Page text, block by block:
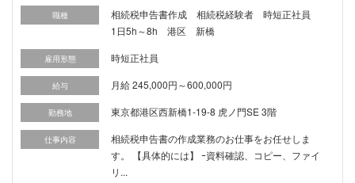
職種
相続税申告書作成 相続税経験者 時短正社員
1日5h～8h 港区 新橋
雇用形態 時短正社員
給与 月給 245,000円～600,000円
勤務地 東京都港区西新橋1-19-8 虎ノ門SE 3階
仕事内容
相続税申告書の作成業務のお仕事をお任せしま
す。 【具体的には】 ｰ資料確認、コピー、ファイ
リ...